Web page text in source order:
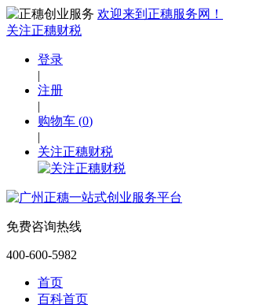
欢迎来到正穗服务网！
关注正穗财税
登录
|
注册
|
购物车 (0)
|
关注正穗财税
免费咨询热线
400-600-5982
首页
百科首页